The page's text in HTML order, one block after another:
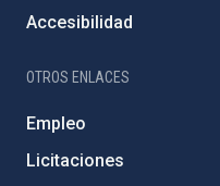
Accesibilidad
OTROS ENLACES
Empleo
Licitaciones